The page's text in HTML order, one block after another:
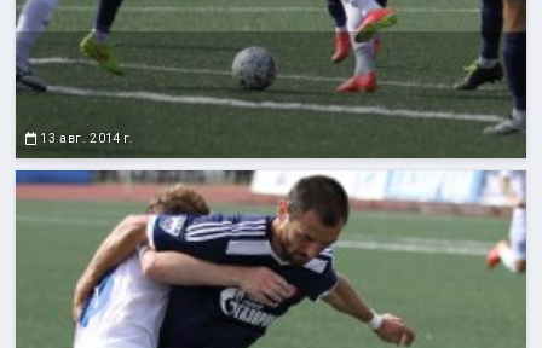
13 авг. 2014 г.